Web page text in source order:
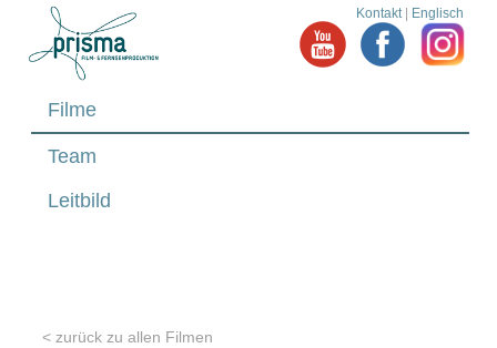
Filme
Team
Leitbild
Kontakt | Englisch
< zurück zu allen Filmen